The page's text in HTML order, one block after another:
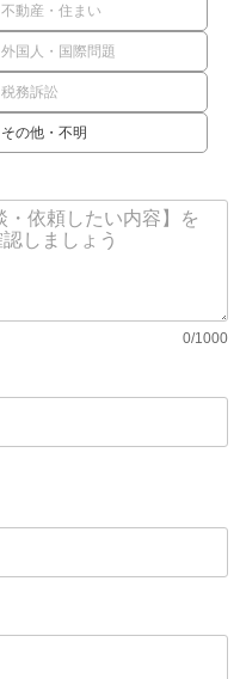
不動産・住まい
外国人・国際問題
税務訴訟
その他・不明
0/1000